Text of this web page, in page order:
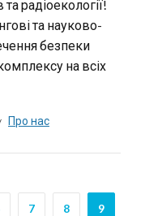
радіоекології!
та науково-
безпеки
на всіх
Про нас
7 8 9